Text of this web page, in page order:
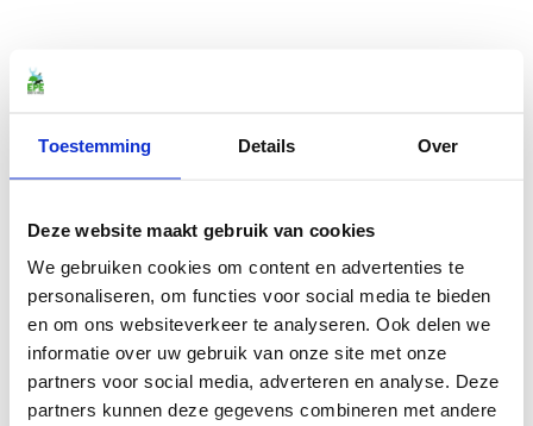
Toestemming Details Over
Deze website maakt gebruik van cookies
We gebruiken cookies om content en advertenties te
personaliseren, om functies voor social media te bieden
en om ons websiteverkeer te analyseren. Ook delen we
informatie over uw gebruik van onze site met onze
partners voor social media, adverteren en analyse. Deze
partners kunnen deze gegevens combineren met andere